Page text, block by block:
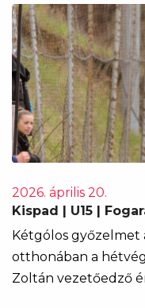
2026. április 20.
Kispad | U15 |
Kétgólos győzelmet
otthonában a
Zoltán vezetőedző